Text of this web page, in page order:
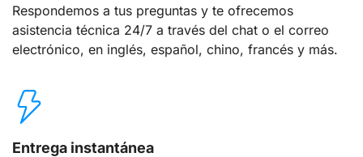
Respondemos a tus preguntas y te ofrecemos
asistencia técnica 24/7 a través del chat o el correo
electrónico, en inglés, español, chino, francés y más.
Entrega instantánea